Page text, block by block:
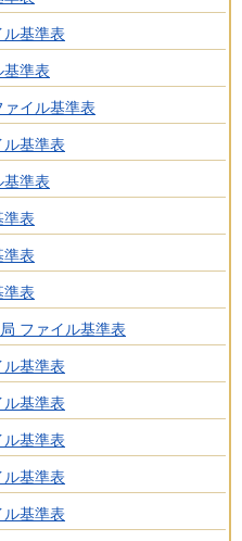
基準表
準表
イル基準表
基準表
準表
準表
準表
準表
ファイル基準表
基準表
基準表
基準表
基準表
基準表